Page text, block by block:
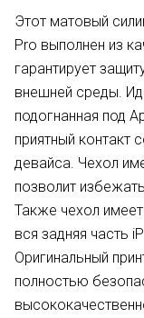
Этот матовый
Pro выполнен из
гарантирует
внешней среды.
подогнанная под
приятный контакт
девайса. Чехол
позволит
Также чехол
вся задняя часть
Оригинальный
полностью